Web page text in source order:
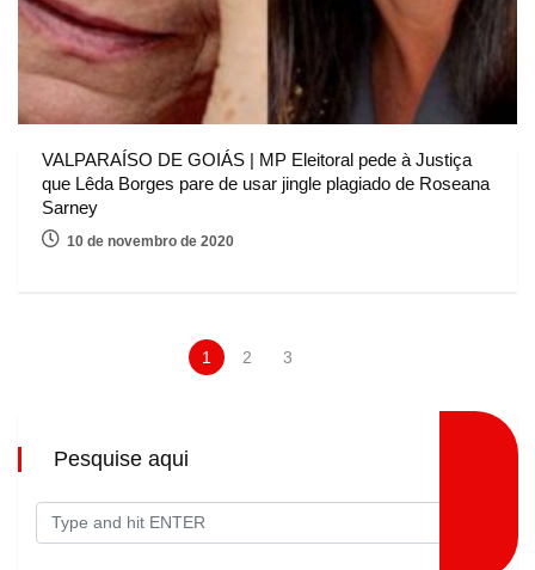
VALPARAÍSO DE GOIÁS | MP Eleitoral pede à Justiça
que Lêda Borges pare de usar jingle plagiado de Roseana
Sarney
10 de novembro de 2020
1 2 3
Pesquise aqui